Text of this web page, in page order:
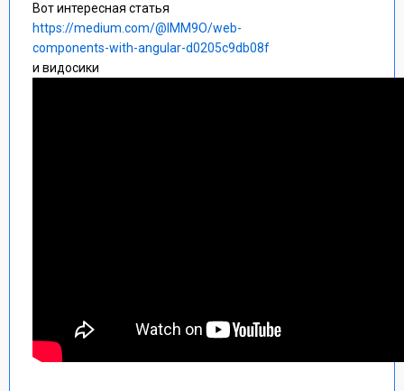
Вот интересная статья
https://medium.com/@IMM9O/web-
components-with-angular-d0205c9db08f
и видосики